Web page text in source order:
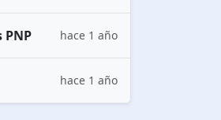
PNP hace 1 año
hace 1 año